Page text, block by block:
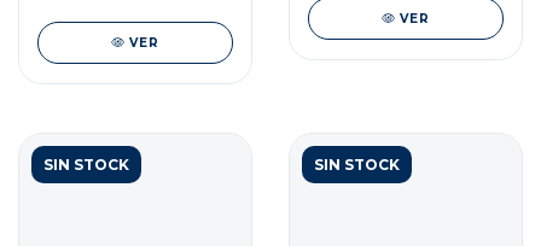
VER
VER
SIN STOCK SIN STOCK